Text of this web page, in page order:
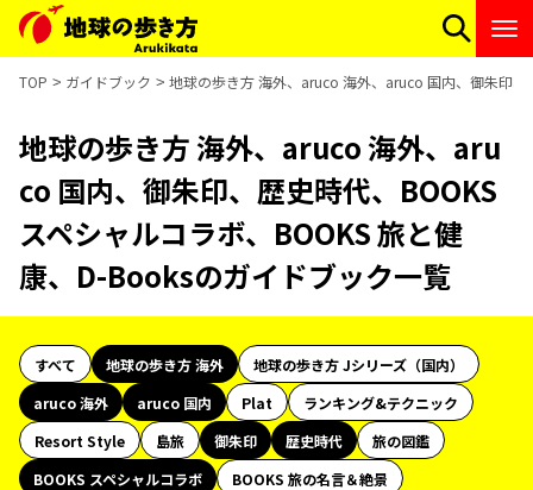
TOP ガイドブック 地球の歩き方 海外、aruco 海外、aruco 国内、御朱印
地球の歩き方 海外、aruco 海外、aru
co 国内、御朱印、歴史時代、BOOKS
スペシャルコラボ、BOOKS 旅と健
康、D-Booksのガイドブック一覧
すべて 地球の歩き方 海外
地球の歩き方 Jシリーズ（国内）
aruco 海外
aruco 国内 Plat
ランキング&テクニック
Resort Style
島旅 御朱印 歴史時代
旅の図鑑
BOOKS スペシャルコラボ
BOOKS 旅の名言＆絶景